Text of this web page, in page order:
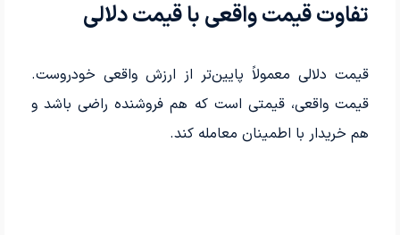
تفاوت قیمت واقعی با قیمت دلالی
قیمت دلالی معمولاً پایین‌تر از ارزش واقعی خودروست.
قیمت واقعی، قیمتی است که هم فروشنده راضی باشد و
هم خریدار با اطمینان معامله کند.